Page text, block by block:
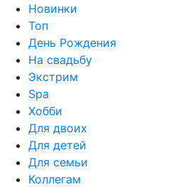
Новинки
Топ
День Рождения
На свадьбу
Экстрим
Spa
Хобби
Для двоих
Для детей
Для семьи
Коллегам